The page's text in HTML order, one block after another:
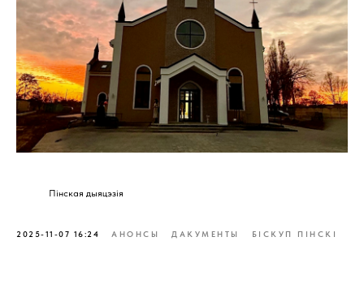
Пінская дыяцэзія
2025-11-07 16:24 АНОНСЫ ДАКУМЕНТЫ БІСКУП ПІНСКІ